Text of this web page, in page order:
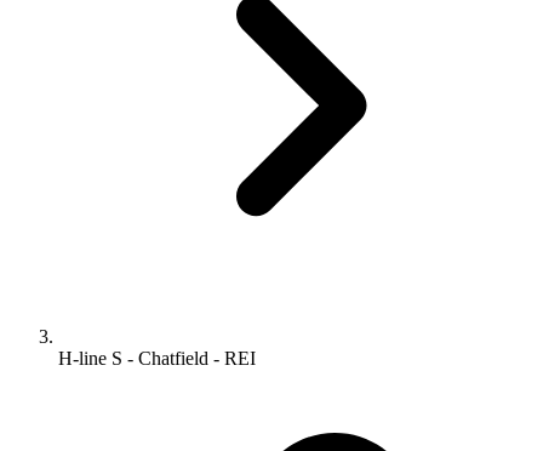
H-line S - Chatfield - REI